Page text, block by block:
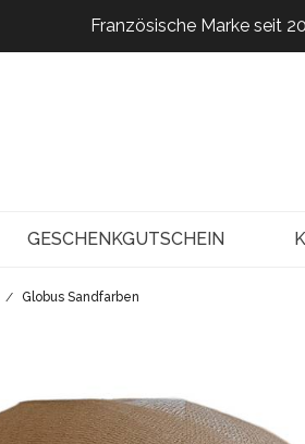
Französische Marke seit
Französische Marke seit
GESCHENKGUTSCHEIN
Globus Sandfarben